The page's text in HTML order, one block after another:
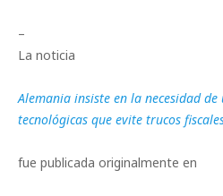
–
La noticia
Alemania insiste en la necesidad
tecnológicas que evite trucos
fue publicada originalmente en